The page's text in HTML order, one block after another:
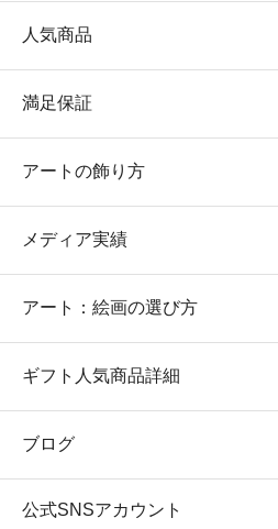
人気商品
満足保証
アートの飾り方
メディア実績
アート：絵画の選び方
ギフト人気商品詳細
ブログ
公式SNSアカウント